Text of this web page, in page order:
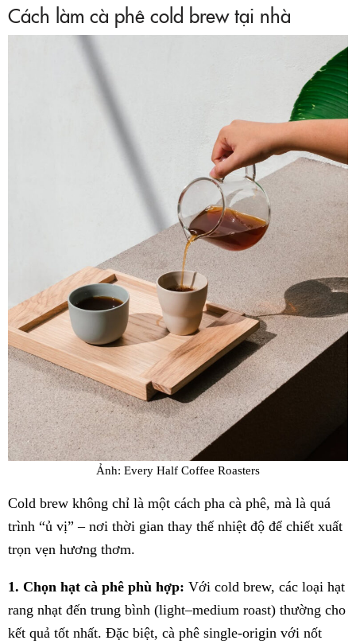
Cách làm cà phê cold brew tại nhà
Ảnh: Every Half Coffee Roasters
Cold brew không chỉ là một cách pha cà phê, mà là quá
trình “ủ vị” – nơi thời gian thay thế nhiệt độ để chiết xuất
trọn vẹn hương thơm.
1. Chọn hạt cà phê phù hợp: Với cold brew, các loại hạt
rang nhạt đến trung bình (light–medium roast) thường cho
kết quả tốt nhất. Đặc biệt, cà phê single-origin với nốt